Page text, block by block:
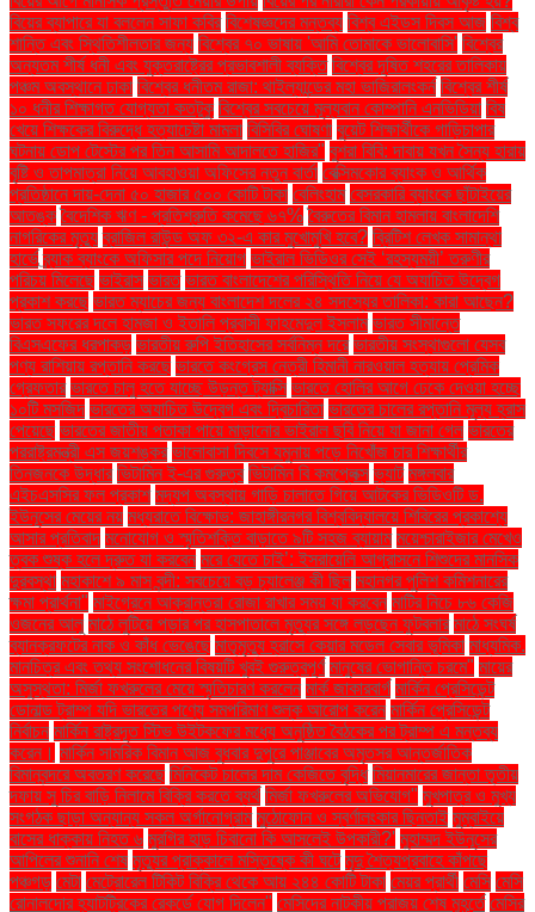
বিয়ের ব্যাপারে যা বললেন সাফা কবির বিশেষজ্ঞদের মন্তব্য বিশ্ব এইডস দিবস আজ বিশ্ব
শান্তি এবং স্থিতিশীলতার জন্য বিশ্বের ৭০ ভাষায় 'আমি তোমাকে ভালোবাসি' বিশ্বের
অন্যতম শীর্ষ ধনী এবং যুক্তরাষ্ট্রের প্রভাবশালী ব্যক্তি বিশ্বের দূষিত শহরের তালিকায়
পঞ্চম অবস্থানে ঢাকা বিশ্বের ধনীতম রাজা: থাইল্যান্ডের মহা ভাজিরালংকর্ন বিশ্বের শীর্ষ
১০ ধনীর শিক্ষাগত যোগ্যতা কতটুকু বিশ্বের সবচেয়ে মূল্যবান কোম্পানি এনভিডিয়া বিষ
খেয়ে শিক্ষকের বিরুদ্ধে হত্যাচেষ্টা মামলা বিসিবির ঘোষণা বুয়েট শিক্ষার্থীকে গাড়িচাপার
ঘটনায় ডোপ টেস্টের পর তিন আসামি আদালতে হাজির" বুশরা বিবি: দাবায় যখন সৈন্য হারায়
বৃষ্টি ও তাপমাত্রা নিয়ে আবহাওয়া অফিসের নতুন বার্তা বেক্সিমকোর ব্যাংক ও আর্থিক
প্রতিষ্ঠানে দায়-দেনা ৫০ হাজার ৫০০ কোটি টাকা বেলিংহাম বেসরকারি ব্যাংকে ছাঁটাইয়ের
আতঙ্ক বৈদেশিক ঋণ - প্রতিশ্রুতি কমেছে ৬৭% বৈরুতের বিমান হামলায় বাংলাদেশি
নাগরিকের মৃত্যু ব্রাজিল রাউন্ড অফ ৩২-এ কার মুখোমুখি হবে? ব্রিটিশ লেখক সামান্থা
হার্ভে ব্র্যাক ব্যাংকে অফিসার পদে নিয়োগ ভাইরাল ভিডিওর সেই ‘রহস্যময়ী’ তরুণীর
পরিচয় মিলেছে ভাইরাস ভারত ভারত বাংলাদেশের পরিস্থিতি নিয়ে যে অযাচিত উদ্বেগ
প্রকাশ করছে ভারত ম্যাচের জন্য বাংলাদেশ দলের ২৪ সদস্যের তালিকা: কারা আছেন?
ভারত সফরের দলে হামজা ও ইতালি প্রবাসী ফাহমেদুল ইসলাম ভারত সীমান্তে
বিএসএফের ধরপাকড় ভারতীয় রুপি ইতিহাসের সর্বনিম্ন দরে ভারতীয় সংস্থাগুলো যেসব
পণ্য রাশিয়ায় রপ্তানি করছে ভারতে কংগ্রেস নেত্রী হিমানী নারওয়াল হত্যায় প্রেমিক
গ্রেফতার ভারতে চালু হতে যাচ্ছে উড়ন্ত ট্যাক্সি ভারতে হোলির আগে ঢেকে দেওয়া হচ্ছে
১০টি মসজিদ ভারতের অযাচিত উদ্বেগ এবং দ্বিচারিতা ভারতের চালের রপ্তানি মূল্য হ্রাস
পেয়েছে ভারতের জাতীয় পতাকা পায়ে মাড়ানোর ভাইরাল ছবি নিয়ে যা জানা গেল ভারতের
পররাষ্ট্রমন্ত্রী এস জয়শঙ্কর ভালোবাসা দিবসে যমুনায় পড়ে নিখোঁজ চার শিক্ষার্থীর
তিনজনকে উদ্ধার ভিটামিন ই-এর গুরুত্ব ভিটামিন বি কমপ্লেক্স ভ্যাট মঙ্গলবার
এইচএসসির ফল প্রকাশ মদ্যপ অবস্থায় গাড়ি চালাতে গিয়ে আটকের ভিডিওটি ড.
ইউনূসের মেয়ের নয় মধ্যরাতে বিক্ষোভ: জাহাঙ্গীরনগর বিশ্ববিদ্যালয়ে শিবিরের প্রকাশ্যে
আসার প্রতিবাদ মনোযোগ ও স্মৃতিশক্তি বাড়াতে ৯টি সহজ ব্যায়াম ময়েশ্চারাইজার মেখেও
ত্বক শুষ্ক হলে দ্রুত যা করবেন মরে যেতে চাই’: ইসরায়েলি আগ্রাসনে শিশুদের মানসিক
দুরবস্থা মহাকাশে ৯ মাস বন্দী: সবচেয়ে বড় চ্যালেঞ্জ কী ছিল মহানগর পুলিশ কমিশনারের
ক্ষমা প্রার্থনা" মাইগ্রেনে আক্রান্তরা রোজা রাখার সময় যা করবেন মাটির নিচে ৮৬ কেজি
ওজনের আলু মাঠে লুটিয়ে পড়ার পর হাসপাতালে মৃত্যুর সঙ্গে লড়ছেন ফুটবলার মাঠে সংঘর্ষ
ব্যানক্রফটের নাক ও কাঁধ ভেঙেছে মাতৃমৃত্যু হ্রাসে কেয়ার মডেল সেবার ভূমিকা মাধ্যমিক.
মানচিত্র এবং তথ্য সংশোধনের বিষয়টি খুবই গুরুত্বপূর্ণ মানুষের ভোগান্তি চরমে" মায়ের
অসুস্থতা: মির্জা ফখরুলের মেয়ে স্মৃতিচারণ করলেন মার্ক জাকারবার্গ মার্কিন প্রেসিডেন্ট
ডোনাল্ড ট্রাম্প যদি ভারতের পণ্যে সমপরিমাণ শুল্ক আরোপ করেন মার্কিন প্রেসিডেন্ট
নির্বাচন মার্কিন রাষ্ট্রদূত স্টিভ উইটকফের মধ্যে অনুষ্ঠিত বৈঠকের পর ট্রাম্প এ মন্তব্য
করেন। মার্কিন সামরিক বিমান আজ বুধবার দুপুরে পাঞ্জাবের অমৃতসর আন্তর্জাতিক
বিমানবন্দরে অবতরণ করেছে মিনিকেট চালের দাম কেজিতে বৃদ্ধি মিয়ানমারের জান্তা তৃতীয়
দফায় সু চির বাড়ি নিলামে বিক্রি করতে ব্যর্থ মির্জা ফখরুলের অভিযোগ" মুখপাত্র ও মুখ্য
সংগঠক ছাড়া অন্যান্য সকল অর্গানোগ্রাম মুঠোফোন ও স্বর্ণালংকার ছিনতাই মুম্বাইয়ে
বাসের ধাক্কায় নিহত ৬ মুরগির হাড় চিবানো কি আসলেই উপকারী?' মুহাম্মদ ইউনূসের
আপিলের শুনানি শেষ মৃত্যুর প্রাক্কালে মস্তিষ্কে কী ঘটে মৃদু শৈত্যপ্রবাহে কাঁপছে
পঞ্চগড় মেটা মেট্রোরেল টিকিট বিক্রি থেকে আয় ২৪৪ কোটি টাকা মেয়র প্রার্থী মেসি মেসি
রোনালদোর হ্যাটট্রিকের রেকর্ডে যোগ দিলেন" মেসিদের নাটকীয় পরাজয় শেষ মুহূর্তে মেসির